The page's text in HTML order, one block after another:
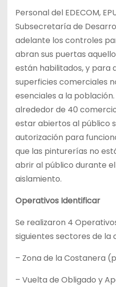
Personal del EDECOM,
Subsecretaría de
adelante los controles
abran sus puertas
están habilitados, y para
superficies comerciales
esenciales a la
alrededor de 40
estar abiertos al público
autorización para
que las pinturerías no
abrir al público durante
aislamiento.
Operativos Identificar
Se realizaron 4
siguientes sectores de la
– Zona de la Costanera
– Vuelta de Obligado y